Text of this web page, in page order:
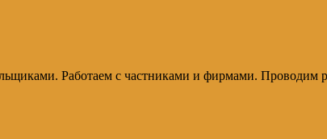
Работаем с частниками и фирмами. Проводим